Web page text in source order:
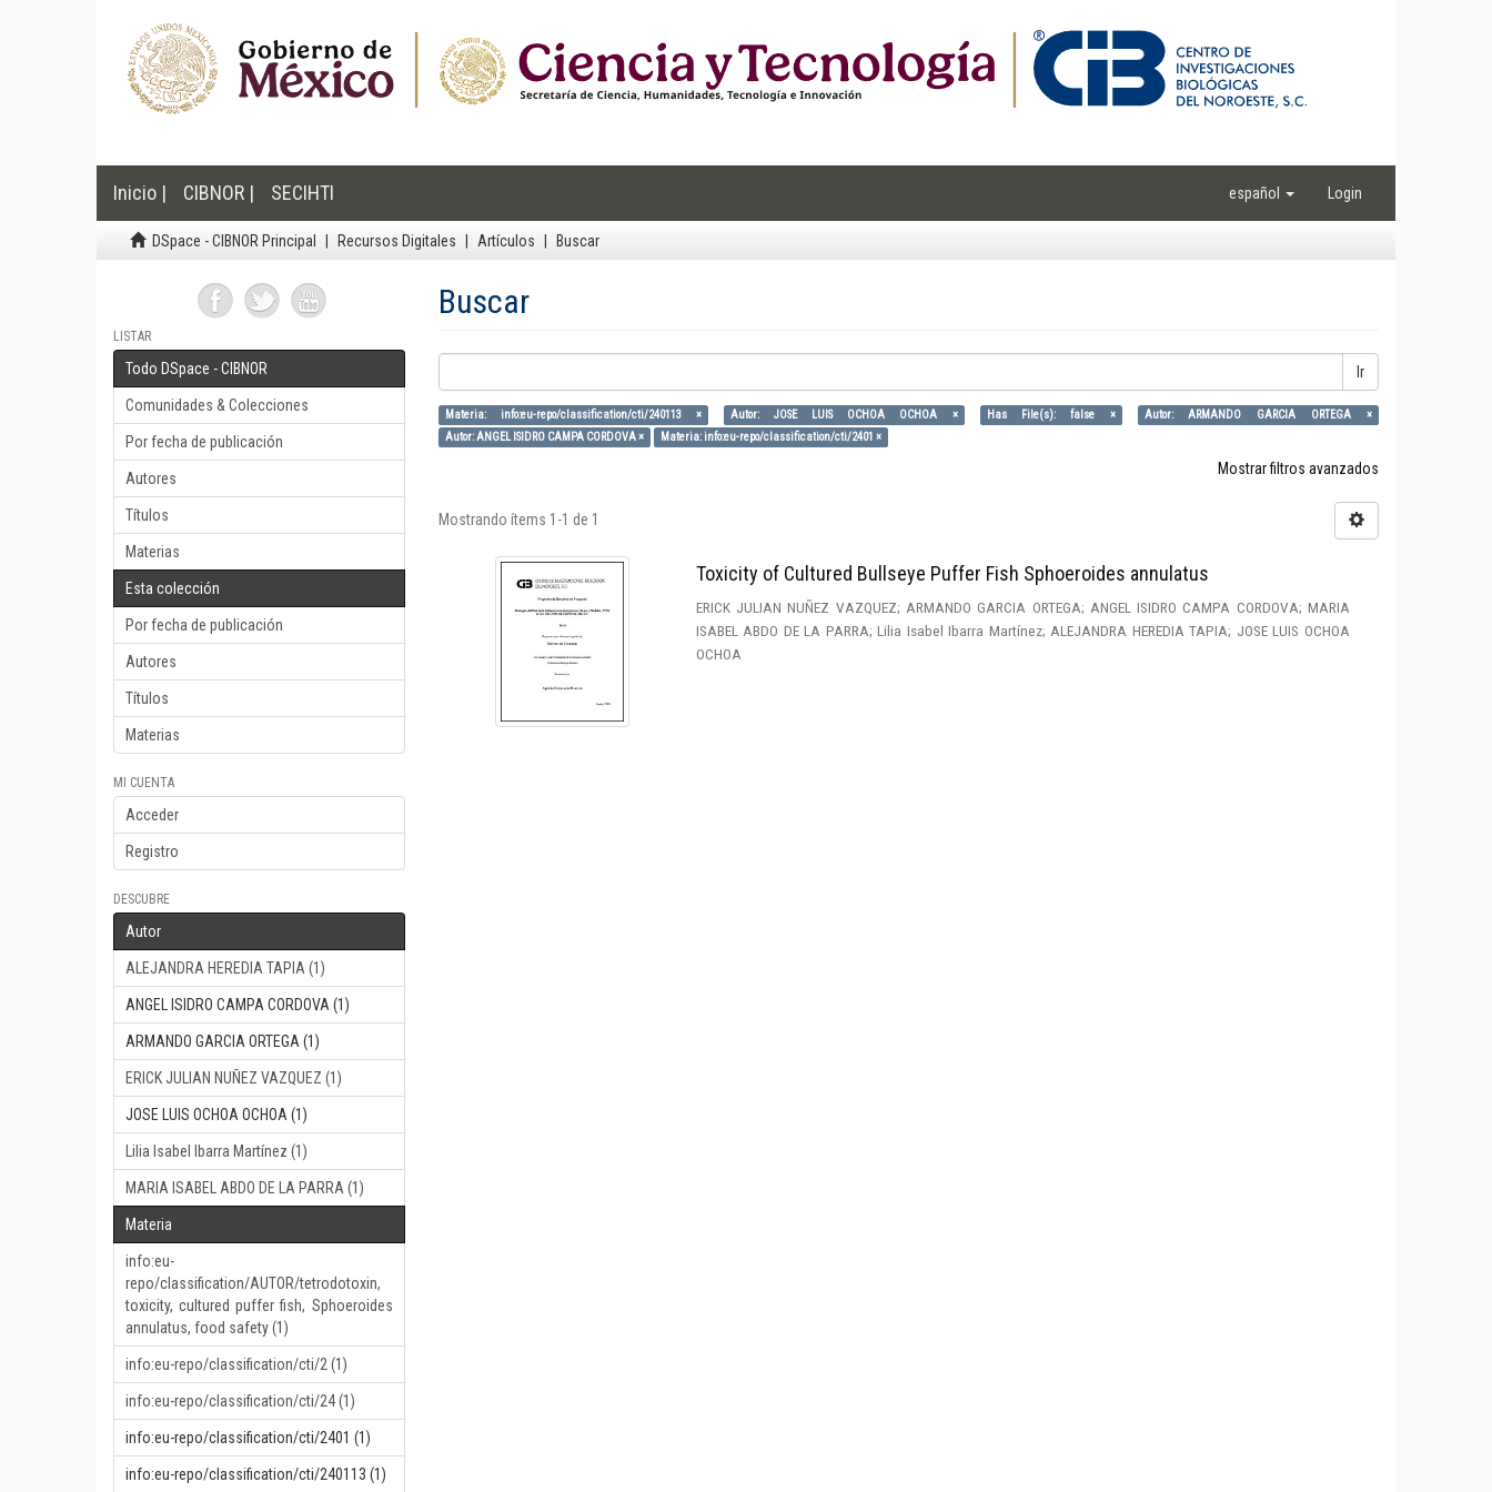
Inicio | CIBNOR | SECIHTI español Login
DSpace - CIBNOR Principal Recursos Digitales Artículos Buscar
LISTAR
Todo DSpace - CIBNOR
Comunidades & Colecciones
Por fecha de publicación
Autores
Títulos
Materias
Esta colección
Por fecha de publicación
Autores
Títulos
Materias
MI CUENTA
Acceder
Registro
DESCUBRE
Autor
ALEJANDRA HEREDIA TAPIA (1)
ANGEL ISIDRO CAMPA CORDOVA (1)
ARMANDO GARCIA ORTEGA (1)
ERICK JULIAN NUÑEZ VAZQUEZ (1)
JOSE LUIS OCHOA OCHOA (1)
Lilia Isabel Ibarra Martínez (1)
MARIA ISABEL ABDO DE LA PARRA (1)
Materia
info:eu-
repo/classification/AUTOR/tetrodotoxin,
toxicity, cultured puffer fish, Sphoeroides
annulatus, food safety (1)
info:eu-repo/classification/cti/2 (1)
info:eu-repo/classification/cti/24 (1)
info:eu-repo/classification/cti/2401 (1)
info:eu-repo/classification/cti/240113 (1)
Buscar
Ir
Materia: info:eu-repo/classification/cti/240113 × Autor: JOSE LUIS OCHOA OCHOA × Has File(s): false ×
Autor: ARMANDO GARCIA ORTEGA ×
Autor: ANGEL ISIDRO CAMPA CORDOVA ×
Materia: info:eu-repo/classification/cti/2401 ×
Mostrar filtros avanzados
Mostrando ítems 1-1 de 1
Toxicity of Cultured Bullseye Puffer Fish Sphoeroides annulatus
ERICK JULIAN NUÑEZ VAZQUEZ; ARMANDO GARCIA ORTEGA; ANGEL ISIDRO CAMPA CORDOVA; MARIA
ISABEL ABDO DE LA PARRA; Lilia Isabel Ibarra Martínez; ALEJANDRA HEREDIA TAPIA; JOSE LUIS OCHOA
OCHOA